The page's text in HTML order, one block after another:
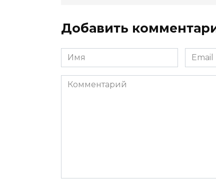
Добавить
Имя
*
Email
*
Комментарий